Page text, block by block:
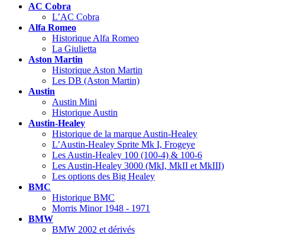
AC Cobra
L’AC Cobra
Alfa Romeo
Historique Alfa Romeo
La Giulietta
Aston Martin
Historique Aston Martin
Les DB (Aston Martin)
Austin
Austin Mini
Historique Austin
Austin-Healey
Historique de la marque Austin-Healey
L’Austin-Healey Sprite Mk I, Frogeye
Les Austin-Healey 100 (100-4) & 100-6
Les Austin-Healey 3000 (MkI, MkII et MkIII)
Les options des Big Healey
BMC
Historique BMC
Morris Minor 1948 - 1971
BMW
BMW 2002 et dérivés